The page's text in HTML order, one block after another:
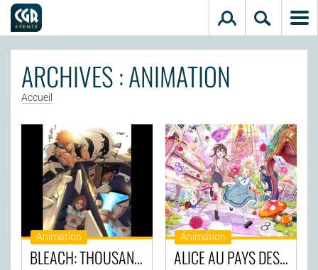
ARCHIVES : ANIMATION
Accueil
Animation
BLEACH: THOUSAND-YEAR BLOOD WAR - THE CALAMITY
Animation
ALICE AU PAYS DES MERVEILLES : DIVE IN WONDERLAND